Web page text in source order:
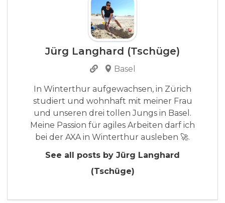
Jürg Langhard (Tschüge)
Basel
In Winterthur aufgewachsen, in Zürich
studiert und wohnhaft mit meiner Frau
und unseren drei tollen Jungs in Basel.
Meine Passion für agiles Arbeiten darf ich
bei der AXA in Winterthur ausleben 🚀.
See all posts by Jürg Langhard
(Tschüge)